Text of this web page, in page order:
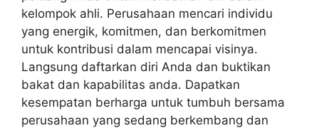
kelompok ahli. Perusahaan mencari individu
yang energik, komitmen, dan berkomitmen
untuk kontribusi dalam mencapai visinya.
Langsung daftarkan diri Anda dan buktikan
bakat dan kapabilitas anda. Dapatkan
kesempatan berharga untuk tumbuh bersama
perusahaan yang sedang berkembang dan